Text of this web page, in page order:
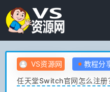
VS资源网
教程分
任天堂Switch官网怎么注册